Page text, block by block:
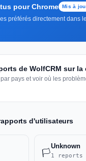
pour Chrome Mis à
préférés directement dans
de WolfCRM sur la
pays et voir où les
d'utilisateurs
🏳️
Unknown
1 reports